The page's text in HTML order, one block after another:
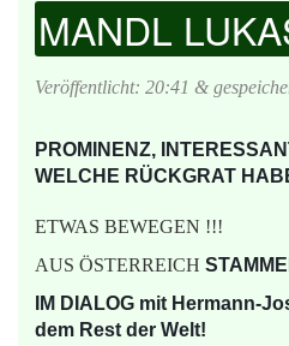
MANDL
Veröffentlicht: 20:41 &
PROMINENZ,
WELCHE RÜCKGRAT
ETWAS BEWEGEN !!!
AUS ÖSTERREICH
IM DIALOG mit Hermann-
dem Rest der Welt!